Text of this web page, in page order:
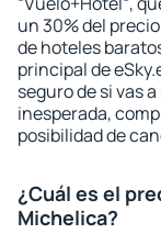
un 30% del
de hoteles
principal de
seguro de si vas
inesperada,
posibilidad de
¿Cuál es el
Michelica?